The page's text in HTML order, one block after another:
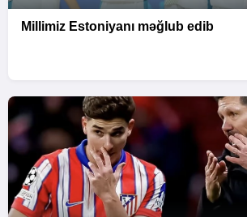
Millimiz Estoniyanı məğlub edib